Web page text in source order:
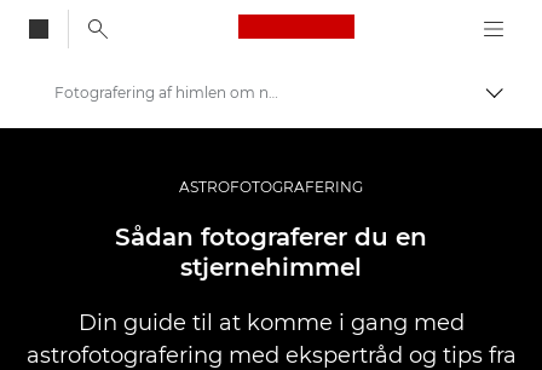
Canon Logo, back
Skift
Opbevar dine fotos og videoer for mindre
Fotografering af himlen om natten
ASTROFOTOGRAFERING
Sådan fotograferer du en
stjernehimmel
Din guide til at komme i gang med
astrofotografering med ekspertråd og tips fra